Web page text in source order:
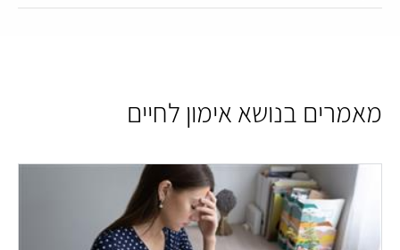
מאמרים בנושא אימון לחיים